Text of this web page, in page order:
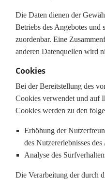
Die Daten dienen der
Betriebs des Angebotes und
zuordenbar. Eine
anderen Datenquellen wird
Cookies
Bei der Bereitstellung des
Cookies verwendet und auf
Cookies werden zu den
Erhöhung der
des Nutzererlebnisses des
Analyse des
Die Verarbeitung der durch